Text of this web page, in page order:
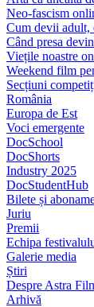
Neo-fascism
Cum devii adult,
Când presa
Viețile noastre
Weekend film
Secțiuni
România
Europa de Est
Voci emergente
DocSchool
DocShorts
Industry 2025
DocStudentHub
Bilete și
Juriu
Premii
Echipa
Galerie media
Știri
Despre Astra
Arhivă